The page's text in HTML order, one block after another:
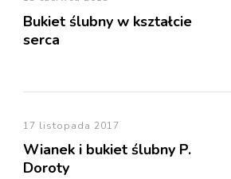
Bukiet ślubny w kształcie
serca
17 listopada 2017
Wianek i bukiet ślubny P.
Doroty